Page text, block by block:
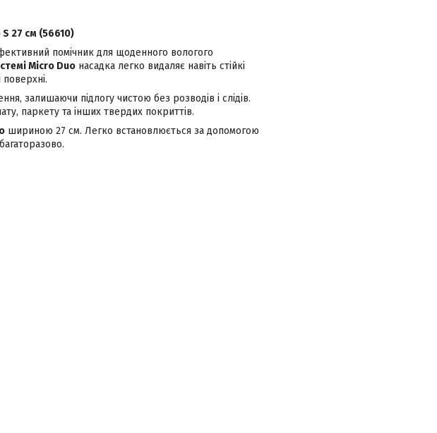
27 см (56610)
помічник для щоденного вологого
Micro Duo насадка легко видаляє навіть стійкі
залишаючи підлогу чистою без розводів і слідів.
паркету та інших твердих покриттів.
шириною 27 см. Легко встановлюється за допомогою